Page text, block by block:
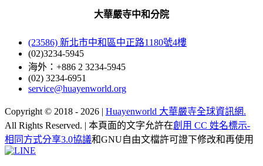
大華嚴寺中和分院
(23586) 新北市中和區中正路1180號4樓
(02)3234-5945
海外：+886 2 3234-5945
(02) 3234-6951
service@huayenworld.org
Copyright © 2018 - 2026 | Huayenworld 大華嚴寺全球資訊網.
All Rights Reserved. | 本頁面的文字允許在創用 CC 姓名標示-
相同方式分享3.0協議和GNU自由文檔許可證下修改和再使用
Facebook
X
WeChat
YouTube
LINE